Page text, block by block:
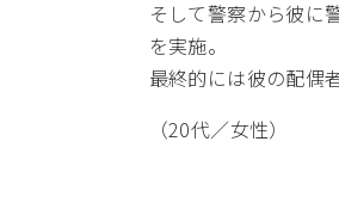
そして警察から彼に
を実施。
最終的には彼の配偶
（20代／女性）